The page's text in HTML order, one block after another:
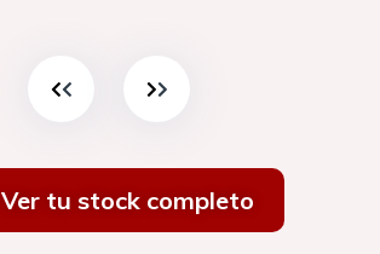
Ver tu stock completo